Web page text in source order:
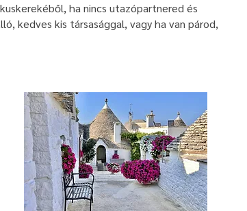
ha nincs utazópartnered és
kedves kis társasággal, vagy ha van párod,